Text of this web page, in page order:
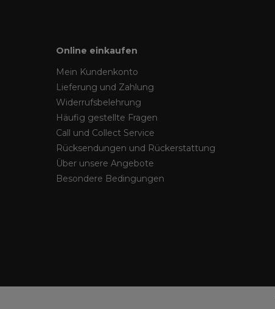
Online einkaufen
Mein Kundenkonto
Lieferung und Zahlung
Widerrufsbelehrung
Häufig gestellte Fragen
Call und Collect Service
Rücksendungen und Rückerstattung
Über unsere Angebote
Besondere Bedingungen